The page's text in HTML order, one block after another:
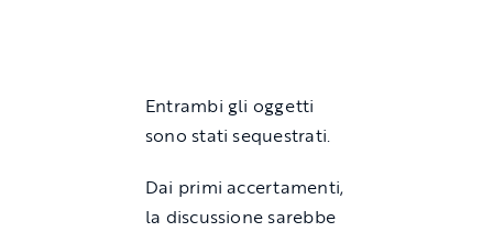
Entrambi gli oggetti
sono stati sequestrati.
Dai primi accertamenti,
la discussione sarebbe